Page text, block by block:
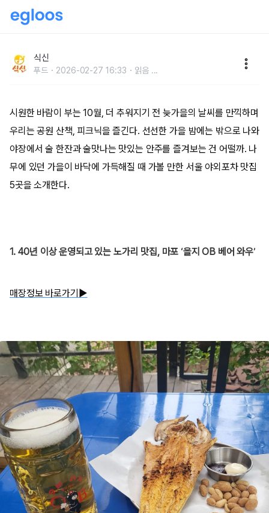
식신
푸드 2026-02-27 16:33 읽음 ...
시원한 바람이 부는 10월, 더 추워지기 전 늦가을의 날씨를 만끽하며
우리는 공원 산책, 피크닉을 즐긴다. 선선한 가을 밤에는 밖으로 나와
야장에서 술 한잔과 술맛나는 맛있는 안주를 즐겨보는 건 어떨까. 나
무에 있던 가을이 바닥에 가득해질 때 가볼 만한 서울 야외포차 맛집
5곳을 소개한다.
1. 40년 이상 운영되고 있는 노가리 맛집, 마포 ‘을지 OB 베어 와우’
매장정보 바로가기▶